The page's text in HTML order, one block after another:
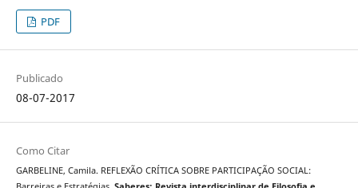
PDF
Publicado
08-07-2017
Como Citar
GARBELINE, Camila. REFLEXÃO CRÍTICA SOBRE PARTICIPAÇÃO SOCIAL: